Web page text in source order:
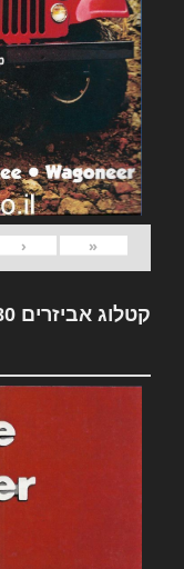
«
‹
קטלוג אביזרים Jeep 1980